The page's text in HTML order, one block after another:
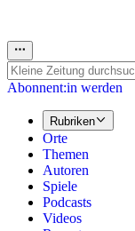
Abonnent:in werden
Rubriken
Orte
Themen
Autoren
Spiele
Podcasts
Videos